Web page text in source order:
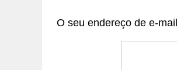
O seu endereço de e-